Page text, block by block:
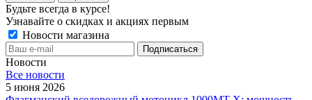
Будьте всегда в курсе!
Узнавайте о скидках и акциях первым
Новости магазина
Новости
Все новости
5 июня 2026